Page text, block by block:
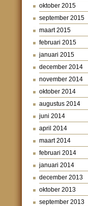
oktober 2015
september 2015
maart 2015
februari 2015
januari 2015
december 2014
november 2014
oktober 2014
augustus 2014
juni 2014
april 2014
maart 2014
februari 2014
januari 2014
december 2013
oktober 2013
september 2013